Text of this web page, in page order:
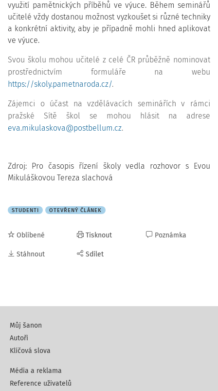
využití pamětnických příběhů ve výuce. Během seminářů
učitelé vždy dostanou možnost vyzkoušet si různé techniky
a konkrétní aktivity, aby je případně mohli hned aplikovat
ve výuce.
Svou školu mohou učitelé z celé ČR průběžně nominovat
prostřednictvím formuláře na webu
https://skoly.pametnaroda.cz/.
Zájemci o účast na vzdělávacích seminářích v rámci
pražské Sítě škol se mohou hlásit na adrese
eva.mikulaskova@postbellum.cz.
Zdroj: Pro časopis řízení školy vedla rozhovor s Evou
Mikuláškovou Tereza slachová
STUDENTI OTEVŘENÝ ČLÁNEK
Oblíbené
Stáhnout
Tisknout
Sdílet
Poznámka
Můj šanon
Autoři
Klíčová slova
Média a reklama
Reference uživatelů